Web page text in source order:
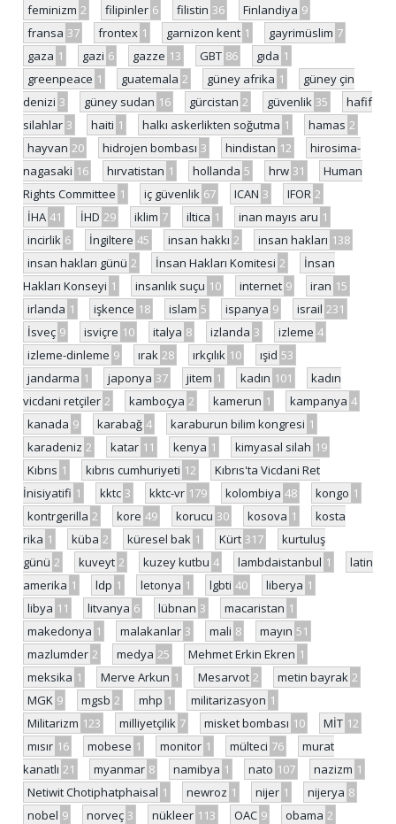
feminizm 2 filipinler 6 filistin 36 Finlandiya 9
fransa 37 frontex 1 garnizon kent 1 gayrimüslim 7
gaza 1 gazi 6 gazze 13 GBT 86 gıda 1
greenpeace 1 guatemala 2 güney afrika 1
güney çin
denizi 3 güney sudan 16 gürcistan 2 güvenlik 35
hafif
silahlar 3 haiti 1 halkı askerlikten soğutma 1 hamas 2
hayvan 20 hidrojen bombası 3 hindistan 12
hirosima-
nagasaki 16 hırvatistan 1 hollanda 5 hrw 31
Human
Rights Committee 1 iç güvenlik 67 ICAN 3 IFOR 2
İHA 41 İHD 29 iklim 7 iltica 1 inan mayıs aru 1
incirlik 6 İngiltere 45 insan hakkı 2 insan hakları 138
insan hakları günü 2 İnsan Hakları Komitesi 2
İnsan
Hakları Konseyi 1 insanlık suçu 10 internet 9 iran 15
irlanda 1 işkence 18 islam 5 ispanya 9 israil 231
İsveç 9 isviçre 10 italya 8 izlanda 3 izleme 4
izleme-dinleme 9 ırak 28 ırkçılık 10 ışid 53
jandarma 1 japonya 37 jitem 1 kadın 101
kadın
vicdani retçiler 2 kamboçya 2 kamerun 1 kampanya 4
kanada 9 karabağ 4 karaburun bilim kongresi 1
karadeniz 2 katar 11 kenya 1 kimyasal silah 19
Kıbrıs 1 kıbrıs cumhuriyeti 12
Kıbrıs'ta Vicdani Ret
İnisiyatifi 1 kktc 3 kktc-vr 179 kolombiya 48 kongo 1
kontrgerilla 2 kore 49 korucu 30 kosova 1
kosta
rika 1 küba 2 küresel bak 1 Kürt 317
kurtuluş
günü 2 kuveyt 2 kuzey kutbu 4 lambdaistanbul 1
latin
amerika 1 ldp 1 letonya 1 lgbti 40 liberya 1
libya 11 litvanya 6 lübnan 3 macaristan 1
makedonya 1 malakanlar 3 mali 8 mayın 51
mazlumder 2 medya 25 Mehmet Erkin Ekren 1
meksika 1 Merve Arkun 1 Mesarvot 2 metin bayrak 2
MGK 9 mgsb 2 mhp 1 militarizasyon 1
Militarizm 123 milliyetçilik 7 misket bombası 10 MİT 12
mısır 16 mobese 1 monitor 1 mülteci 76
murat
kanatlı 21 myanmar 8 namibya 1 nato 107 nazizm 1
Netiwit Chotiphatphaisal 1 newroz 1 nijer 1 nijerya 8
nobel 9 norveç 3 nükleer 113 OAC 9 obama 2